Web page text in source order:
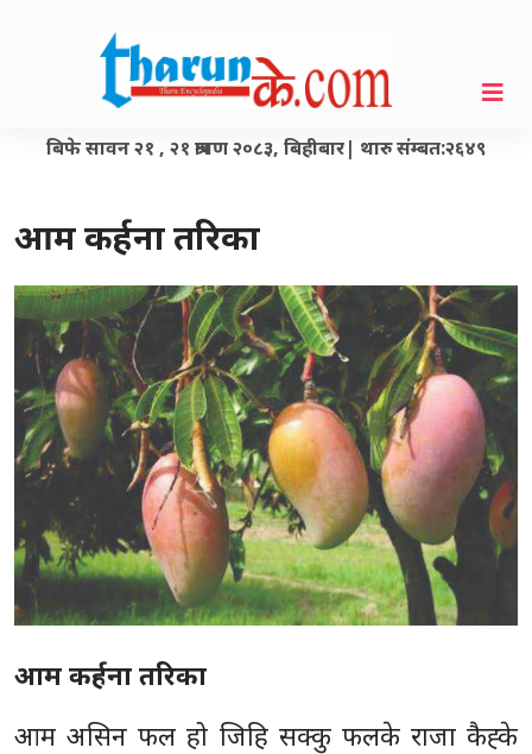
बिफे सावन २१ , २१ श्रावण २०८३, बिहीबार| थारु संम्बत:२६४९
आम कर्हना तरिका
आम कर्हना तरिका
आम असिन फल हो जिहि सक्कु फलके राजा कैह्के